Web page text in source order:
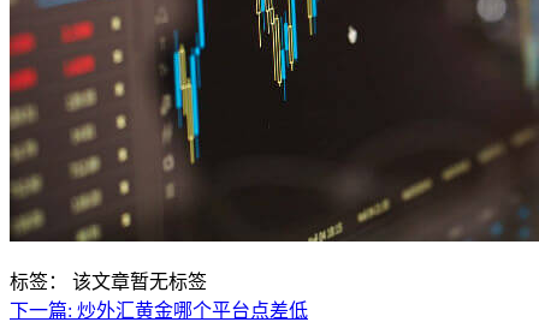
标签：
该文章暂无标签
下一篇: 炒外汇黄金哪个平台点差低